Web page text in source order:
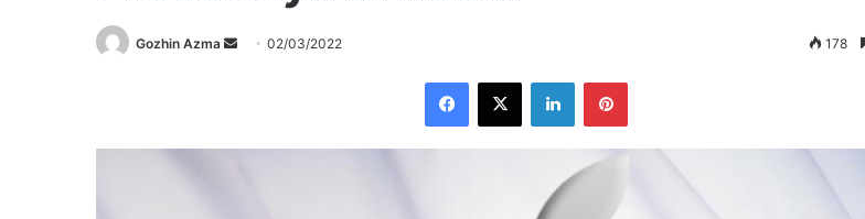
Gozhin Azma
Send02/03/2022 178
Facebook
X LinkedInPinterest